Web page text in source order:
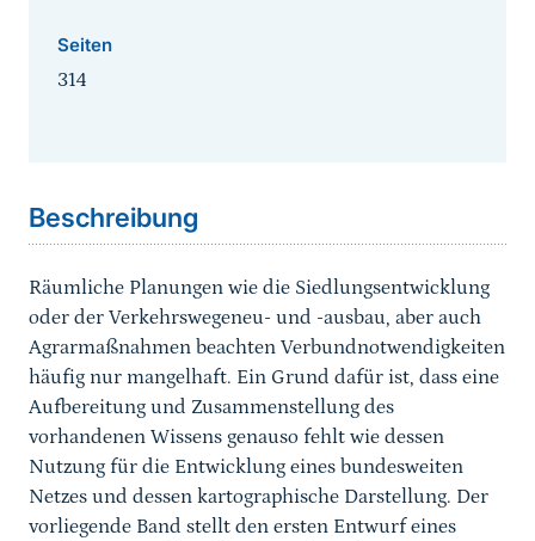
Seiten
314
Beschreibung
Räumliche Planungen wie die Siedlungsentwicklung
oder der Verkehrswegeneu- und -ausbau, aber auch
Agrarmaßnahmen beachten Verbundnotwendigkeiten
häufig nur mangelhaft. Ein Grund dafür ist, dass eine
Aufbereitung und Zusammenstellung des
vorhandenen Wissens genauso fehlt wie dessen
Nutzung für die Entwicklung eines bundesweiten
Netzes und dessen kartographische Darstellung. Der
vorliegende Band stellt den ersten Entwurf eines